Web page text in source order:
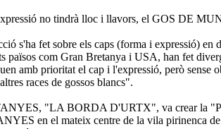
no tindrà lloc i llavors, el GOS DE
s'ha fet sobre els caps (forma i expressió)
països com Gran Bretanya i USA, han fet
amb prioritat el cap i l'expressió, però
races de gossos blancs".
"LA BORDA D'URTX", va
en el mateix centre de la vila pirinenca